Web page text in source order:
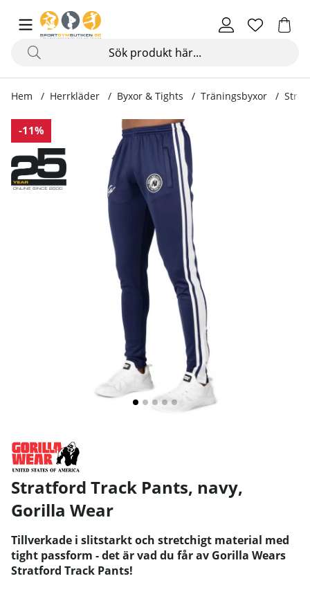
Hem Herrkläder Byxor & Tights Träningsbyxor
-11%
Produktbilder Stratford Track Pants, navy
Stratford Track Pants, navy,
Gorilla Wear
Tillverkade i slitstarkt och stretchigt material med
tight passform - det är vad du får av Gorilla Wears
Stratford Track Pants!